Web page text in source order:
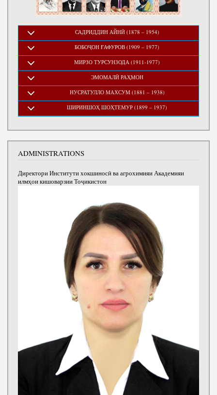
САДРИДДИН АЙНӢ (1878 – 1954)
БОБОҶОН ҒАФУРОВ (1909 – 1977)
МИРЗО ТУРСУНЗОДА (1911-1977)
ЭМОМАЛӢ РАҲМОН
НУСРАТУЛЛО МАХСУМ (1881 – 1938)
ШИРИНШОҲ ШОҲТЕМУР (1899 – 1937)
ADMINISTRATIONS
Директори Институти хокшиносӣ ва агрохимияи Академияи
илмҳои кишоварзии Тоҷикистон